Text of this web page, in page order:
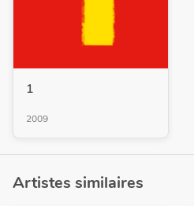
1
2009
Artistes similaires